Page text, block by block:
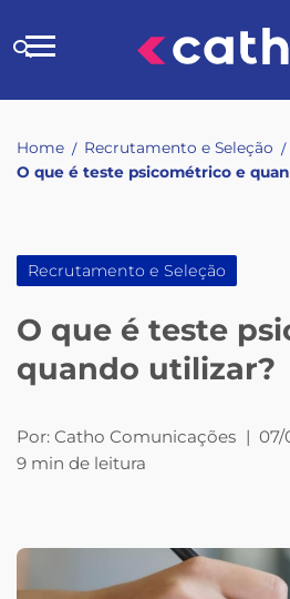
to
Buscar
Home / Recrutamento e Seleção /
O que é teste psicométrico e
Recrutamento e Seleção
O que é teste
quando utilizar?
Por: Catho Comunicações | 07/
9 min de leitura